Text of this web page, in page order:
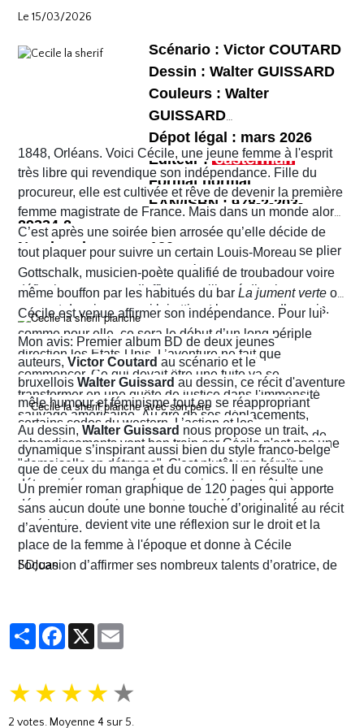
vont rapidement se découvrir as de la gâchette, surtout
Sophie. Un album, on peut le dire, surréaliste.
habitants !
Le 15/03/2026
Scénario : Victor COUTARD
Dessin : Walter GUISSARD
Couleurs : Walter
GUISSARD
Dépot légal : mars 2026
Editeur :
Format normal
EAN/ISBN : 978-2-203-
29334-2
Nombre de pages :120
1848, Orléans. Voici Cécile, une jeune femme à l'esprit
très libre qui revendique son indépendance. Fille du
procureur, elle est cultivée et rêve de devenir la première
femme magistrate de France. Mais dans un monde alors
très machiste, elle est confrontée à une institution
judiciaire exclusivement masculine. Refusant de se plier
aux conventions sociales de l'époque, elle ne cesse de
défier les normes et d’affirmer sa liberté d’action en
prenant des risques qui lui attirent beaucoup d’ennuis.
C’est après une soirée bien arrosée qu’elle décide de
tout plaquer pour suivre un certain Louis-Moreau
Gottschalk, musicien-poète qualifié de troubadour voire
même bouffon par les habitués du bar La jument verte où
Cécile est venue affirmer son indépendance. Pour lui
comme pour elle, ce sera le début d’un long périple
direction les États-Unis. L’aventure ne fait que
commencer. Ce qui devait être une fuite va se
transformer en une quête de justice dans l'immensité
sauvage américaine. Au gré de ses déplacements,
Cécile finira contre toute attente par troquer la robe de
juriste contre l'étoile de shérif…
Mon avis: Premier album BD de deux jeunes
auteurs, Victor Coutard au scénario et le
bruxellois Walter Guissard au dessin, ce récit d'aventure
mêle humour et féminisme tout en se réappropriant
certains codes du western. L’action et les
rebondissements vont bon train car Cécile n'est pas une
"demoiselle en détresse". C'est plutôt une héroïne
déterminée, un peu ingénue mais surtout prête à en
découdre pour faire respecter ses idéaux. La virée
américaine devient vite une réflexion sur le droit et la
place de la femme à l'époque et donne à Cécile
l’occasion d’affirmer ses nombreux talents d’oratrice, de
Au dessin, Walter Guissard nous propose un trait
dynamique s’inspirant aussi bien du style franco-belge
que de ceux du manga et du comics. Il en résulte une
narration visuelle hyper dynamique privilégiant le
mouvement et l'énergie, c'est le moins que l'on puisse
dire.
Un premier roman graphique de 120 pages qui apporte
sans aucun doute une bonne touche d’originalité au récit
d’aventure.
SDJuan
PartagerFacebook
X
★ ★ ★ ★ ★
2 votes. Moyenne 4 sur 5.